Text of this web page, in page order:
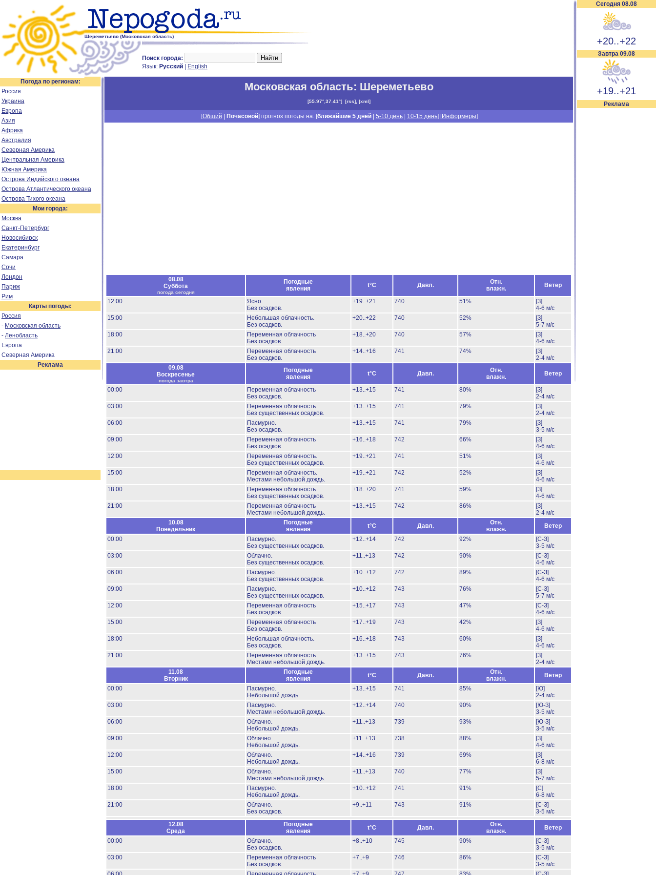
Шереметьево (Московская область)
Поиск города:
Язык: Русский English
Сегодня 08.08
+20..+22
Завтра 09.08
+19..+21
Реклама
Погода по регионам:
Россия
Украина
Европа
Азия
Африка
Австралия
Северная Америка
Центральная Америка
Южная Америка
Острова Индийского океана
Острова Атлантического океана
Острова Тихого океана
Мои города:
Москва
Санкт-Петербург
Новосибирск
Екатеринбург
Самара
Сочи
Лондон
Париж
Рим
Карты погоды:
Россия
- Московская область
- Ленобласть
Европа
Северная Америка
Реклама
Московская область: Шереметьево
[55.97°,37.41°] [rss], [xml]
[Общий Почасовой] прогноз погоды на: [ближайшие 5 дней| 5-10 день| 10-15 день] [Информеры]
08.08
Суббота
погода сегодня
Погодные
явления
t°C Давл.
Отн.
влажн.
Ветер
12:00
Ясно.
Без осадков.
+19..+21 740 51%
[З]
4-6 м/с
15:00
Небольшая облачность.
Без осадков.
+20..+22 740 52%
[З]
5-7 м/с
18:00
Переменная облачность
Без осадков.
+18..+20 740 57%
[З]
4-6 м/с
21:00
Переменная облачность
Без осадков.
+14..+16 741 74%
[З]
2-4 м/с
09.08
Воскресенье
погода завтра
Погодные
явления
t°C Давл.
Отн.
влажн.
Ветер
00:00
Переменная облачность
Без осадков.
+13..+15 741 80%
[З]
2-4 м/с
03:00
Переменная облачность
Без существенных осадков.
+13..+15 741 79%
[З]
2-4 м/с
06:00
Пасмурно.
Без осадков.
+13..+15 741 79%
[З]
3-5 м/с
09:00
Переменная облачность
Без осадков.
+16..+18 742 66%
[З]
4-6 м/с
12:00
Переменная облачность.
Без существенных осадков.
+19..+21 741 51%
[З]
4-6 м/с
15:00
Переменная облачность.
Местами небольшой дождь.
+19..+21 742 52%
[З]
4-6 м/с
18:00
Переменная облачность
Без существенных осадков.
+18..+20 741 59%
[З]
4-6 м/с
21:00
Переменная облачность
Местами небольшой дождь.
+13..+15 742 86%
[З]
2-4 м/с
10.08
Понедельник
Погодные
явления
t°C Давл.
Отн.
влажн.
Ветер
00:00
Пасмурно.
Без существенных осадков.
+12..+14 742 92%
[С-З]
3-5 м/с
03:00
Облачно.
Без существенных осадков.
+11..+13 742 90%
[С-З]
4-6 м/с
06:00
Пасмурно.
Без существенных осадков.
+10..+12 742 89%
[С-З]
4-6 м/с
09:00
Пасмурно.
Без существенных осадков.
+10..+12 743 76%
[С-З]
5-7 м/с
12:00
Переменная облачность
Без осадков.
+15..+17 743 47%
[С-З]
4-6 м/с
15:00
Переменная облачность
Без осадков.
+17..+19 743 42%
[З]
4-6 м/с
18:00
Небольшая облачность.
Без осадков.
+16..+18 743 60%
[З]
4-6 м/с
21:00
Переменная облачность
Местами небольшой дождь.
+13..+15 743 76%
[З]
2-4 м/с
11.08
Вторник
Погодные
явления
t°C Давл.
Отн.
влажн.
Ветер
00:00
Пасмурно.
Небольшой дождь.
+13..+15 741 85%
[Ю]
2-4 м/с
03:00
Пасмурно.
Местами небольшой дождь.
+12..+14 740 90%
[Ю-З]
3-5 м/с
06:00
Облачно.
Небольшой дождь.
+11..+13 739 93%
[Ю-З]
3-5 м/с
09:00
Облачно.
Небольшой дождь.
+11..+13 738 88%
[З]
4-6 м/с
12:00
Облачно.
Небольшой дождь.
+14..+16 739 69%
[З]
6-8 м/с
15:00
Облачно.
Местами небольшой дождь.
+11..+13 740 77%
[З]
5-7 м/с
18:00
Пасмурно.
Небольшой дождь.
+10..+12 741 91%
[С]
6-8 м/с
21:00
Облачно.
Без осадков.
+9..+11 743 91%
[С-З]
3-5 м/с
12.08
Среда
Погодные
явления
t°C Давл.
Отн.
влажн.
Ветер
00:00
Облачно.
Без осадков.
+8..+10 745 90%
[С-З]
3-5 м/с
03:00
Переменная облачность
Без осадков.
+7..+9 746 86%
[С-З]
3-5 м/с